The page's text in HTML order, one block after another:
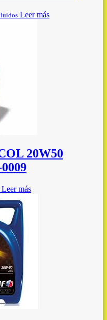
Leer más
20W50
Leer más